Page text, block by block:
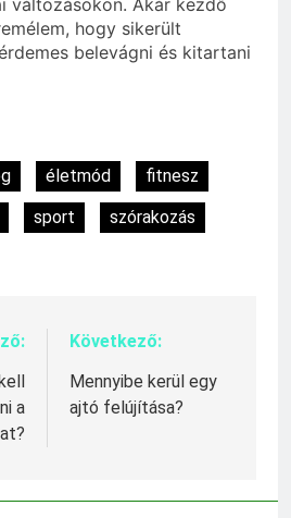
hogy sikerült
belevágni és kitartani
életmód
fitnesz
sport
szórakozás
a
Következő:
Mennyibe kerül egy
ajtó felújítása?